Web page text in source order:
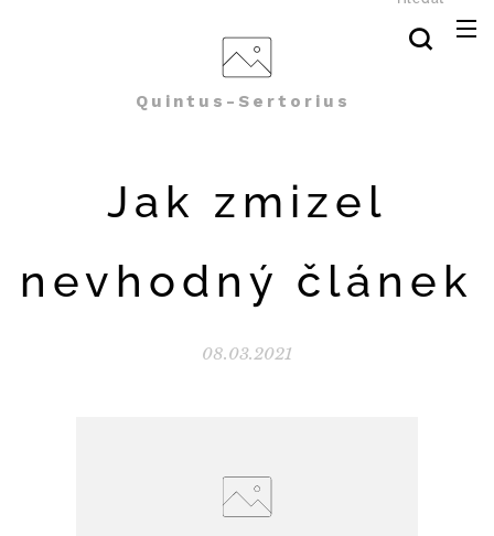
Quintus-Sertorius
Jak zmizel
nevhodný článek
08.03.2021